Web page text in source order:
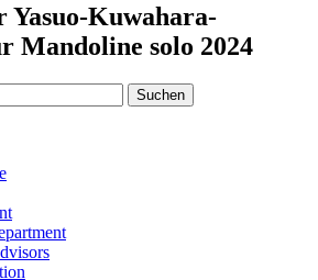
Kuwahara-
Mandoline solo 2024
Suchen